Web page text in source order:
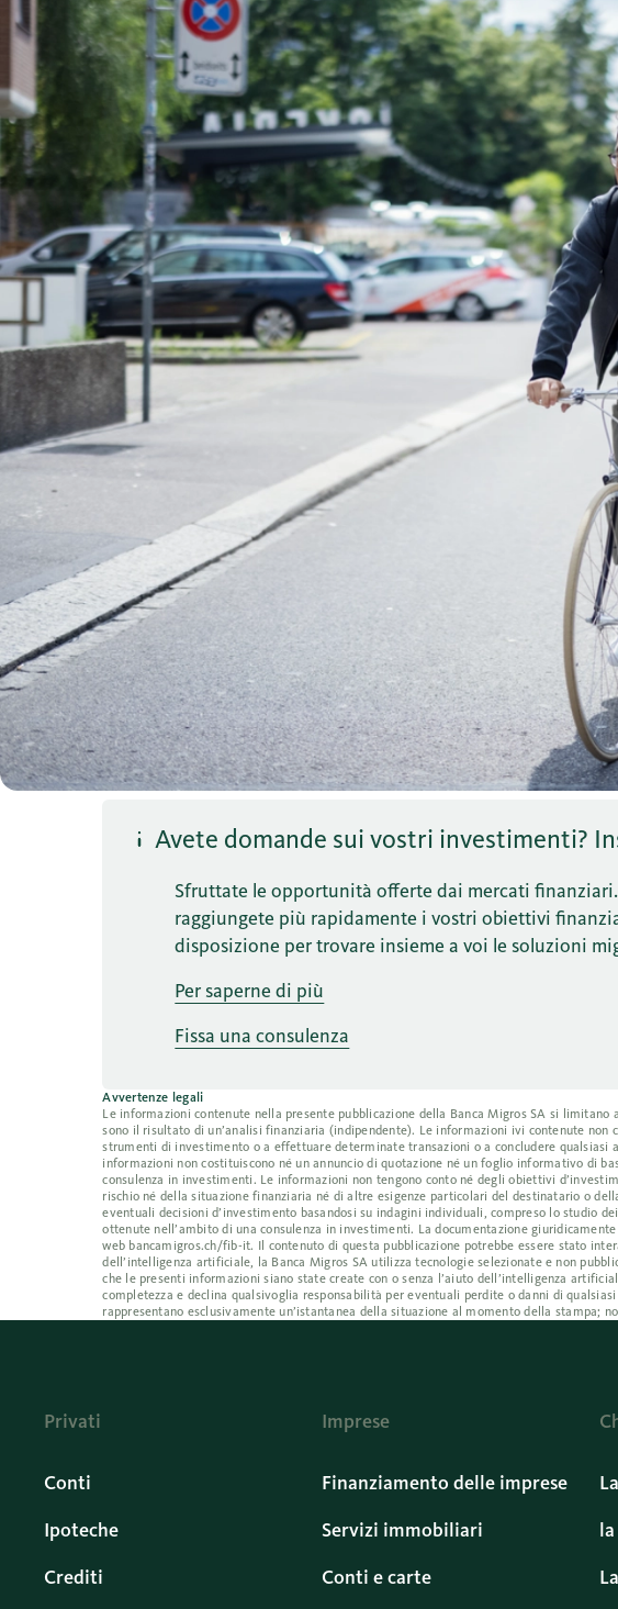
Avete domande sui vostri investimenti?
Sfruttate le opportunità offerte dai mercati
raggiungete più rapidamente i vostri obiettivi
disposizione per trovare insieme a voi le soluzioni
Per saperne di più
Fissa una consulenza
Avvertenze legali
Le informazioni contenute nella presente pubblicazione della Banca Migros SA si
sono il risultato di un’analisi finanziaria (indipendente). Le informazioni ivi contenute non
strumenti di investimento o a effettuare determinate transazioni o a concludere
informazioni non costituiscono né un annuncio di quotazione né un foglio informativo di
consulenza in investimenti. Le informazioni non tengono conto né degli obiettivi
rischio né della situazione finanziaria né di altre esigenze particolari del destinatario o
eventuali decisioni d’investimento basandosi su indagini individuali, compreso lo
ottenute nell’ambito di una consulenza in investimenti. La documentazione
web bancamigros.ch/fib-it. Il contenuto di questa pubblicazione potrebbe essere stato
dell’intelligenza artificiale, la Banca Migros SA utilizza tecnologie selezionate e non
che le presenti informazioni siano state create con o senza l’aiuto dell’intelligenza
completezza e declina qualsivoglia responsabilità per eventuali perdite o danni di
rappresentano esclusivamente un’istantanea della situazione al momento della stampa;
Privati
Conti
Ipoteche
Crediti
Imprese
Finanziamento delle imprese
Servizi immobiliari
Conti e carte